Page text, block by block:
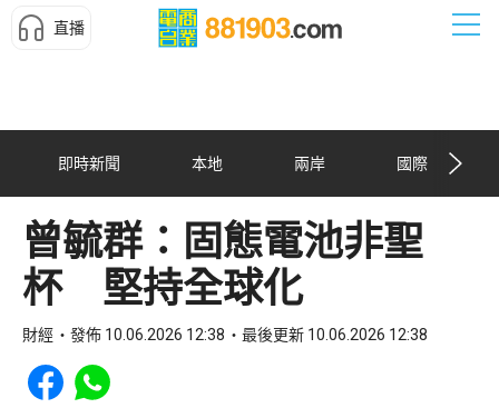
直播
即時新聞 本地 兩岸 國際
曾毓群：固態電池非聖
杯 堅持全球化
財經 發佈 10.06.2026 12:38 最後更新 10.06.2026 12:38
Share to Facebook
Share to WhatsApp